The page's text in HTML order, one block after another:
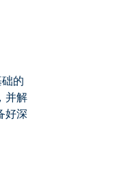
的
并解
好深
然